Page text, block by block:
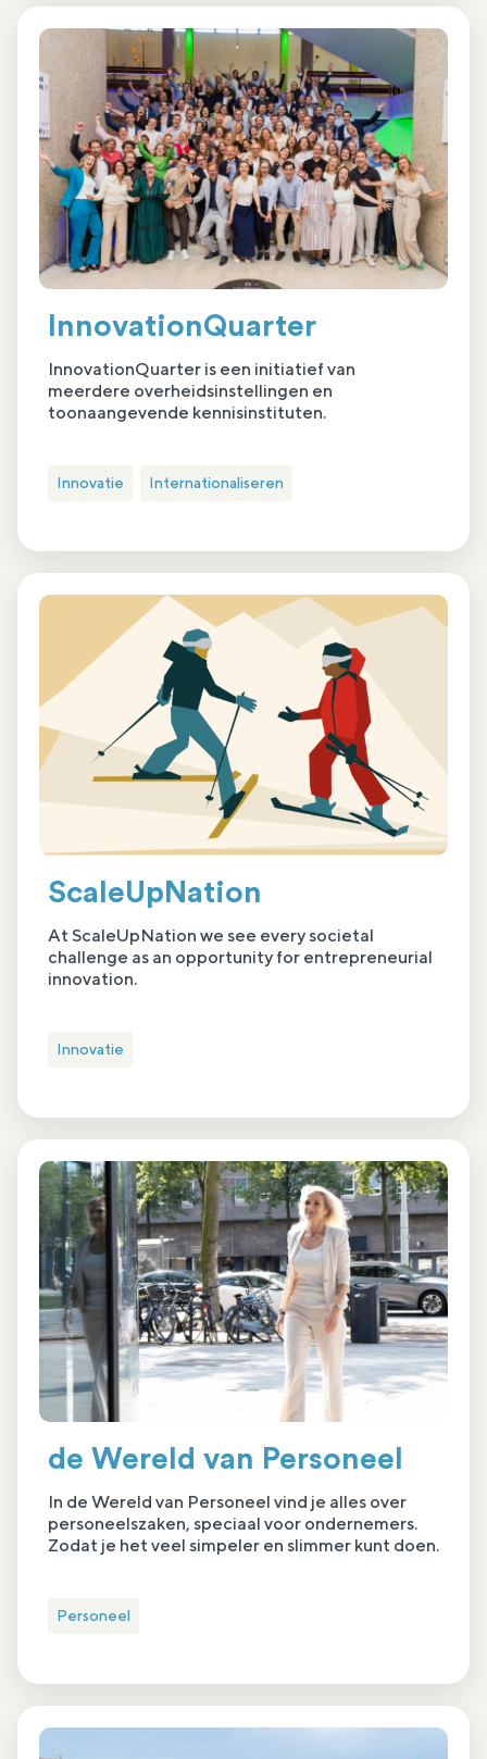
InnovationQuarter
InnovationQuarter is een initiatief van
meerdere overheidsinstellingen en
toonaangevende kennisinstituten.
Innovatie Internationaliseren
ScaleUpNation
At ScaleUpNation we see every societal
challenge as an opportunity for entrepreneurial
innovation.
Innovatie
de Wereld van Personeel
In de Wereld van Personeel vind je alles over
personeelszaken, speciaal voor ondernemers.
Zodat je het veel simpeler en slimmer kunt doen.
Personeel